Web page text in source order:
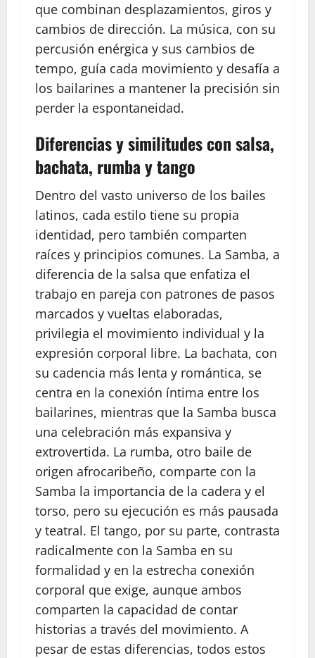
que combinan desplazamientos, giros y
cambios de dirección. La música, con su
percusión enérgica y sus cambios de
tempo, guía cada movimiento y desafía a
los bailarines a mantener la precisión sin
perder la espontaneidad.
Diferencias y similitudes con salsa,
bachata, rumba y tango
Dentro del vasto universo de los bailes
latinos, cada estilo tiene su propia
identidad, pero también comparten
raíces y principios comunes. La Samba, a
diferencia de la salsa que enfatiza el
trabajo en pareja con patrones de pasos
marcados y vueltas elaboradas,
privilegia el movimiento individual y la
expresión corporal libre. La bachata, con
su cadencia más lenta y romántica, se
centra en la conexión íntima entre los
bailarines, mientras que la Samba busca
una celebración más expansiva y
extrovertida. La rumba, otro baile de
origen afrocaribeño, comparte con la
Samba la importancia de la cadera y el
torso, pero su ejecución es más pausada
y teatral. El tango, por su parte, contrasta
radicalmente con la Samba en su
formalidad y en la estrecha conexión
corporal que exige, aunque ambos
comparten la capacidad de contar
historias a través del movimiento. A
pesar de estas diferencias, todos estos